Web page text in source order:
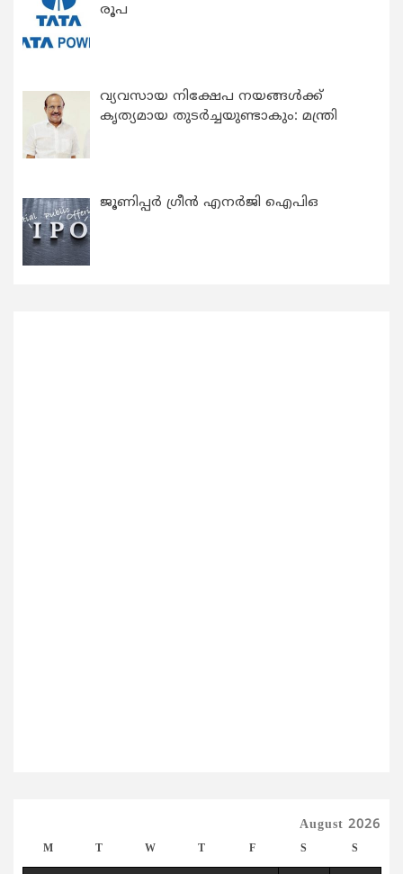
രൂപ
വ്യവസായ നിക്ഷേപ നയങ്ങള്‍ക്ക്
കൃത്യമായ തുടര്‍ച്ചയുണ്ടാകും: മന്ത്രി
ജൂണിപ്പർ ഗ്രീൻ എനർജി ഐപിഒ
August 2026
M T W T F S S